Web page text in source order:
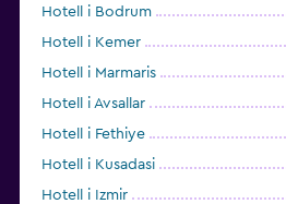
Hotell i Bodrum
Hotell i Kemer
Hotell i Marmaris
Hotell i Avsallar
Hotell i Fethiye
Hotell i Kusadasi
Hotell i Izmir